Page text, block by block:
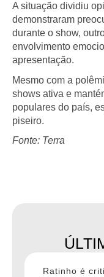
A situação dividiu
demonstraram
durante o show,
envolvimento
apresentação.
Mesmo com a
shows ativa e
populares do país,
piseiro.
Fonte: Terra
Ratinho é